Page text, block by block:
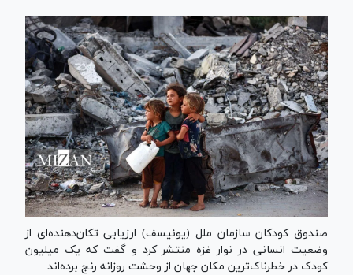
صندوق کودکان سازمان ملل (یونیسف) ارزیابی تکان‌دهنده‌ای از
وضعیت انسانی در نوار غزه منتشر کرد و گفت که یک میلیون
کودک در خطرناک‌ترین مکان جهان از وحشت روزانه رنج برده‌اند.